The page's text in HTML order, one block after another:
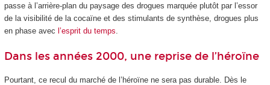
passe à l’arrière-plan du paysage des drogues marquée plutôt par l’essor
de la visibilité de la cocaïne et des stimulants de synthèse, drogues plus
en phase avec l’esprit du temps
Dans les années 2000, une reprise de l’héroïne
Pourtant, ce recul du marché de l’héroïne ne sera pas durable. Dès le